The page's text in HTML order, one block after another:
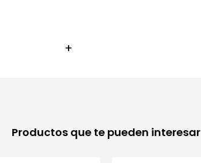
Productos que te pueden interesar